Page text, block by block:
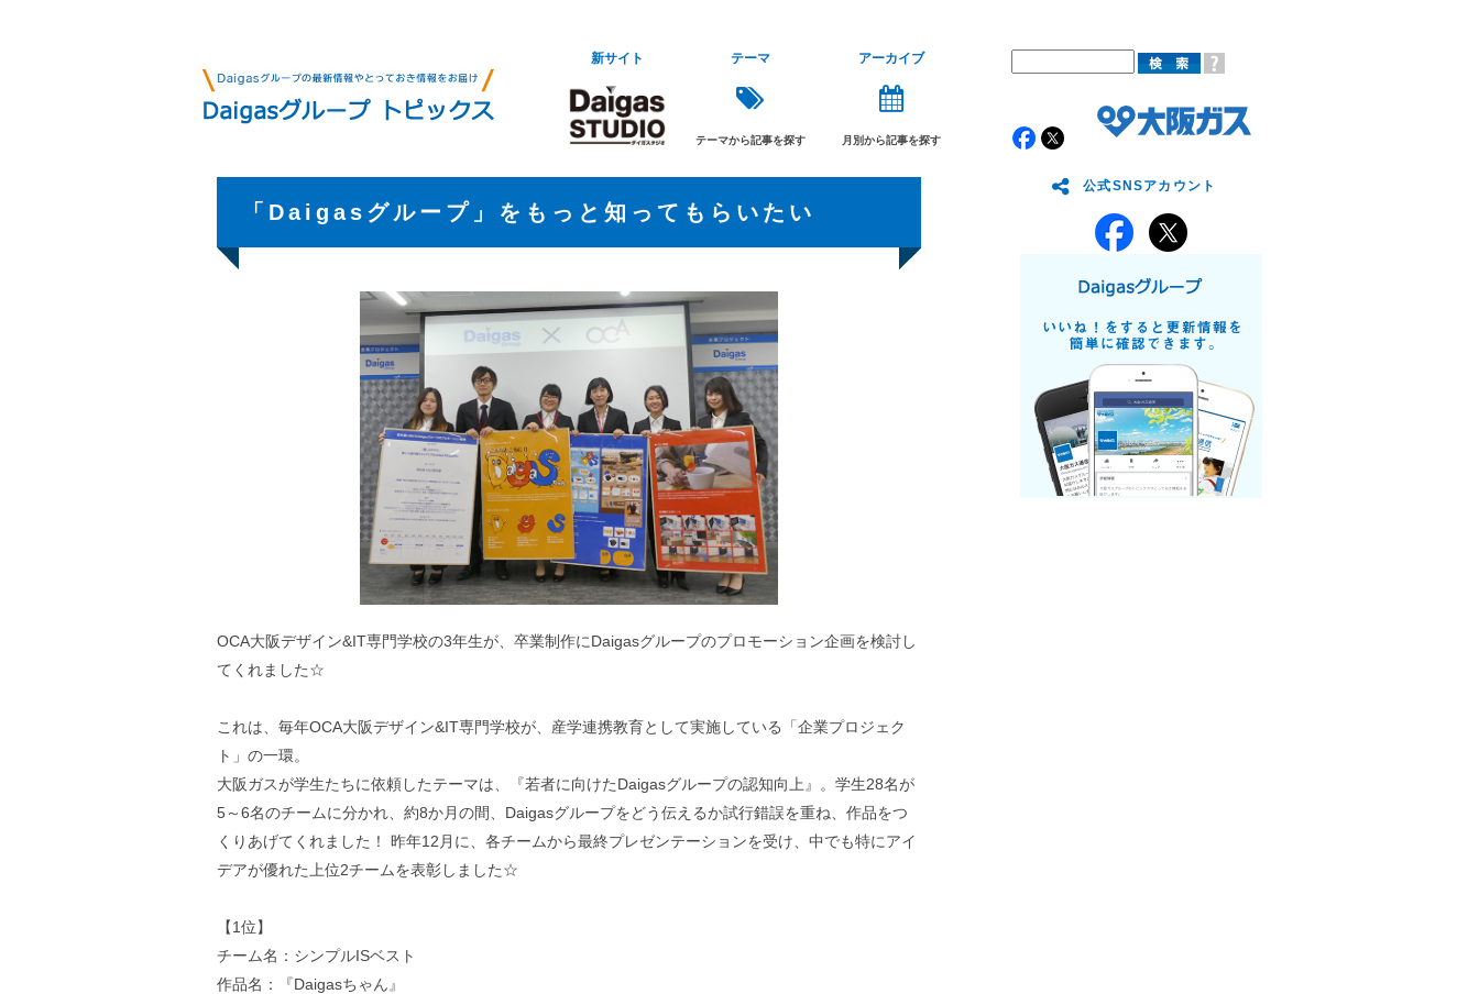
新サイト テーマ
テーマから記事を探す
アーカイブ
月別から記事を探す
「Daigasグループ」をもっと知ってもらいたい
OCA大阪デザイン&IT専門学校の3年生が、卒業制作にDaigasグループのプロモーション企画を検討し
てくれました☆
これは、毎年OCA大阪デザイン&IT専門学校が、産学連携教育として実施している「企業プロジェク
ト」の一環。
大阪ガスが学生たちに依頼したテーマは、『若者に向けたDaigasグループの認知向上』。学生28名が
5～6名のチームに分かれ、約8か月の間、Daigasグループをどう伝えるか試行錯誤を重ね、作品をつ
くりあげてくれました！ 昨年12月に、各チームから最終プレゼンテーションを受け、中でも特にアイ
デアが優れた上位2チームを表彰しました☆
【1位】
チーム名：シンプルISベスト
作品名：『Daigasちゃん』
公式SNSアカウント